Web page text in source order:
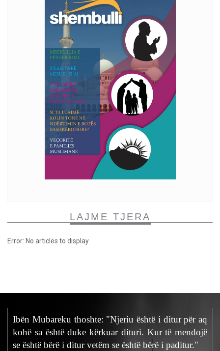
LAJME TJERA
Error: No articles to display
Ibën Mubareku thoshte: "Njeriu është i ditur për aq
kohë sa është duke kërkuar dituri. Kur të mendojë
se është bërë i ditur vetëm se është bërë i paditur."